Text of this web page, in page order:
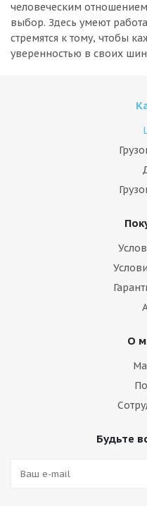
человеческим
выбор. Здесь умеют
стремятся к тому, чтобы
уверенностью в своих
О
Будьте